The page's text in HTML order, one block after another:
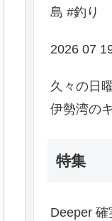
島 #釣り
2026 07
久々の日
伊勢湾の
特集
Deeper